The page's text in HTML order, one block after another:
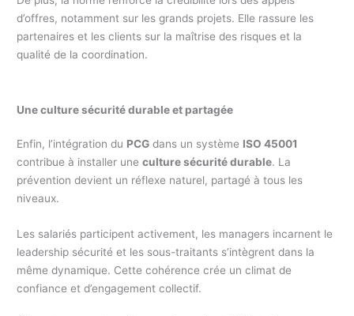
d’offres, notamment sur les grands projets. Elle rassure les
partenaires et les clients sur la maîtrise des risques et la
qualité de la coordination.
Une culture sécurité durable et partagée
Enfin, l’intégration du PCG dans un système ISO 45001
contribue à installer uneculture sécurité durable. La
prévention devient un réflexe naturel, partagé à tous les
niveaux.
Les salariés participent activement, les managers incarnent le
leadership sécurité et les sous-traitants s’intègrent dans la
même dynamique. Cette cohérence crée un climat de
confiance et d’engagement collectif.